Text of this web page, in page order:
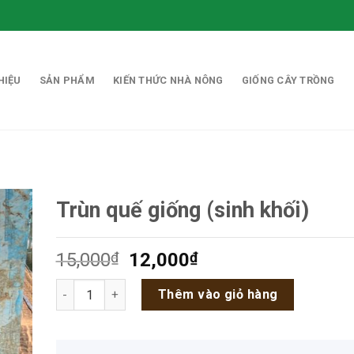
SẢN PHẨM KIẾN THỨC NHÀ NÔNG GIỐNG CÂY TRỒNG
Trùn quế giống (sinh khối)
15,000₫
Giá
gốc
15,000₫.
12,000₫Giá
hiện
tại
là:
Trùn quế giống (sinh khối) số lượng
Thêm vào giỏ hàng